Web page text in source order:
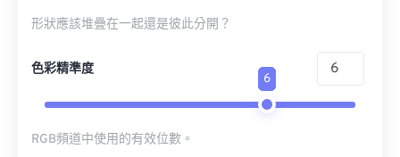
形狀應該堆疊在一起還是彼此分開？
色彩精準度
6
RGB頻道中使用的有效位數。